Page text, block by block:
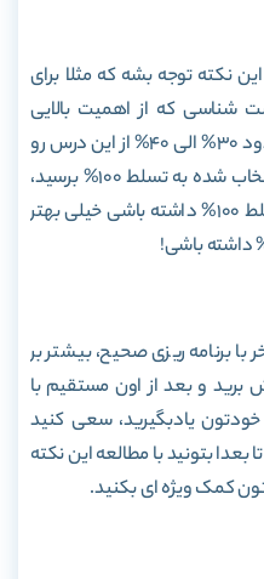
نکته توجه بشه که مثلا برای
شناسی که از اهمیت بالایی
برخورداره رو اصلا نخوندید، باید حدود 30% الی 40% از این درس رو
انتخاب کنید و روی فصل های انتخاب شده به تسلط 100% برسید،
یادتون باشه که به 30% کتاب تسلط 100% داشته باشی خیلی بهتر
با برنامه ریزی صحیح، بیشتر بر
و بعد از اون مستقیم با
یادبگیرید، سعی کنید
بعدا بتونید با مطالعه این نکته
کمک ویژه ای بکنید.